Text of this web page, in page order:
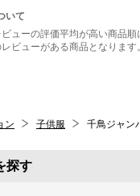
いて
ューの評価平均が高い商品順
ビューがある商品となります。
ン 子供服 千鳥ジャン
探す